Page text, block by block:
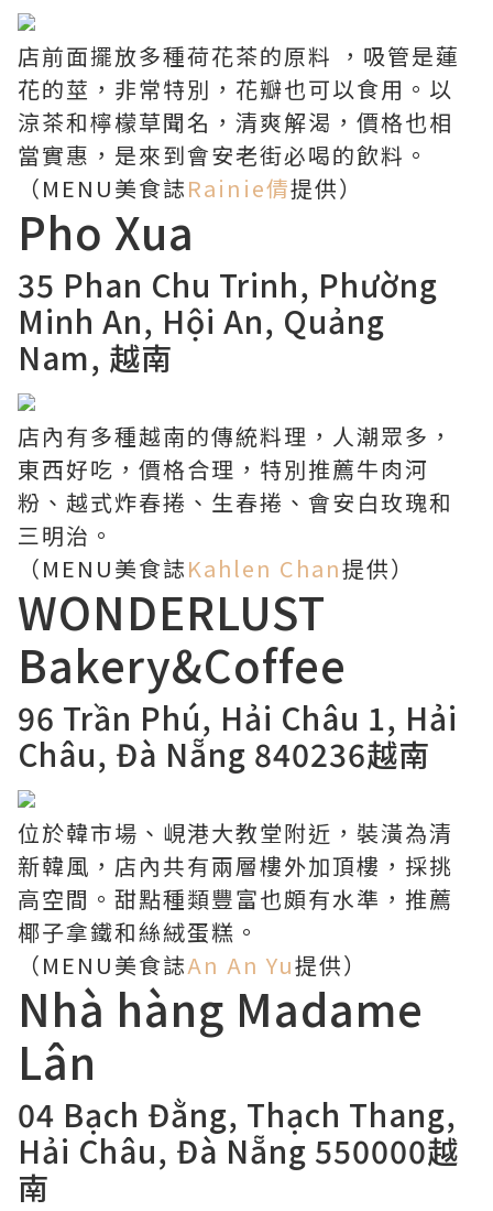
店前面擺放多種荷花茶的原料 ，吸管是蓮
花的莖，非常特別，花瓣也可以食用。以
涼茶和檸檬草聞名，清爽解渴，價格也相
當實惠，是來到會安老街必喝的飲料。
（MENU美食誌Rainie倩提供）
Pho Xua
35 Phan Chu Trinh, Phường
Minh An, Hội An, Quảng
Nam, 越南
店內有多種越南的傳統料理，人潮眾多，
東西好吃，價格合理，特別推薦牛肉河
粉、越式炸春捲、生春捲、會安白玫瑰和
三明治。
（MENU美食誌Kahlen Chan提供）
WONDERLUST
Bakery&Coffee
96 Trần Phú, Hải Châu 1, Hải
Châu, Đà Nẵng 840236越南
位於韓市場、峴港大教堂附近，裝潢為清
新韓風，店內共有兩層樓外加頂樓，採挑
高空間。甜點種類豐富也頗有水準，推薦
椰子拿鐵和絲絨蛋糕。
（MENU美食誌An An Yu提供）
Nhà hàng Madame
Lân
04 Bạch Đằng, Thạch Thang,
Hải Châu, Đà Nẵng 550000越
南